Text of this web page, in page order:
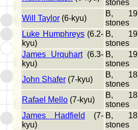
stones
Will Taylor (6-kyu)
B, 19
stones
Luke Humphreys(6.2-
kyu)
B, 19
stones
James Urquhart(6.3-
kyu)
B, 19
stones
John Shafer (7-kyu)
B, 18
stones
Rafael Mello (7-kyu)
B, 18
stones
James Hadfield
(7-
kyu)
B, 18
stones